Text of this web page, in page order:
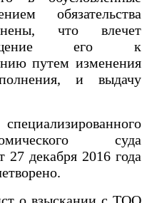
обязательства
что влечет
его к
путем изменения
и выдачу
суда
27 декабря 2016 года